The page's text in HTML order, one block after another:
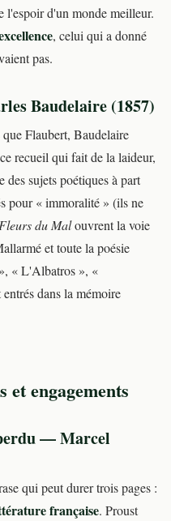
d'un monde meilleur.
, celui qui a donné
pas.
Baudelaire (1857)
Flaubert, Baudelaire
recueil qui fait de la laideur,
des sujets poétiques à part
pour « immoralité » (ils ne
du Malouvrent la voie
et toute la poésie
« L'Albatros », «
dans la mémoire
engagements
— Marcel
qui peut durer trois pages :
française. Proust